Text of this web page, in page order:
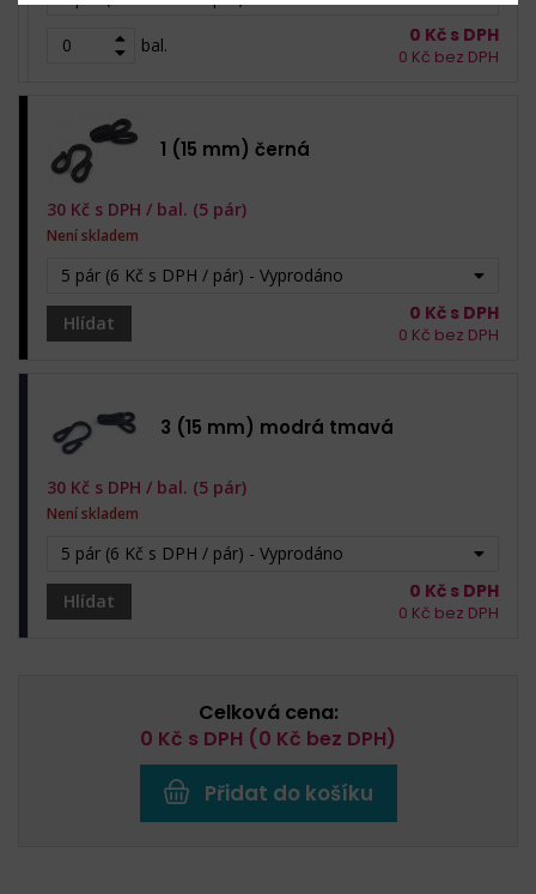
bal. 0 Kč s DPH
0 Kč bez DPH
1 (15 mm) černá
5 pár (6 Kč s DPH / pár) - Vyprodáno
Hlídat
30 Kč s DPH / bal. (5 pár)
Není skladem
0 Kč s DPH
0 Kč bez DPH
3 (15 mm) modrá tmavá
5 pár (6 Kč s DPH / pár) - Vyprodáno
Hlídat
30 Kč s DPH / bal. (5 pár)
Není skladem
0 Kč s DPH
0 Kč bez DPH
Celková cena:
0 Kč s DPH (0 Kč bez DPH)
Přidat do košíku